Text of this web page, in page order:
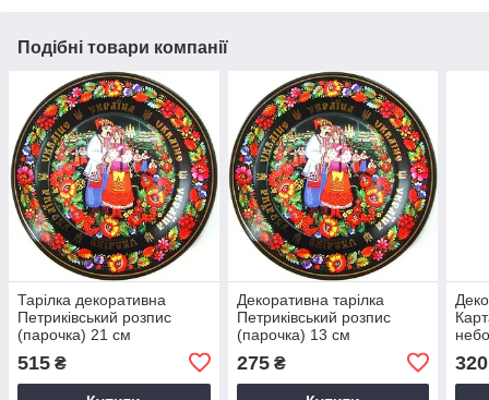
Подібні товари компанії
Тарілка декоративна
Петриківський розпис
(парочка) 21 см
Supermagnit GP-UK-MT-
085
515 ₴
Декоративна тарілка
Петриківський розпис
(парочка) 13 см
Supermagnit GP-UK-MT-
085-1
275₴ 320